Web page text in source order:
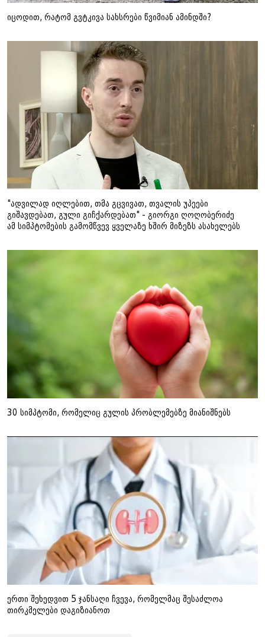
იცოდით, რატომ გვტკივა სახსრები წვიმიან ამინდში?
"ადვილად იღლებით, თმა გცვივათ, თვალის უპეები
გიშავდებათ, გული გიჩქარდებათ" - გიორგი ღოღობერიძე
ამ სიმპტომების გამომწვევ ყველაზე ხშირ მიზეზს ასახელებს
30 სიმპტომი, რომელიც გულის პრობლემებზე მიანიშნებს
ერთი შეხედვით 5 ჯანსაღი ჩვევა, რომელმაც შესაძლოა
თირკმელები დაგიზიანოთ